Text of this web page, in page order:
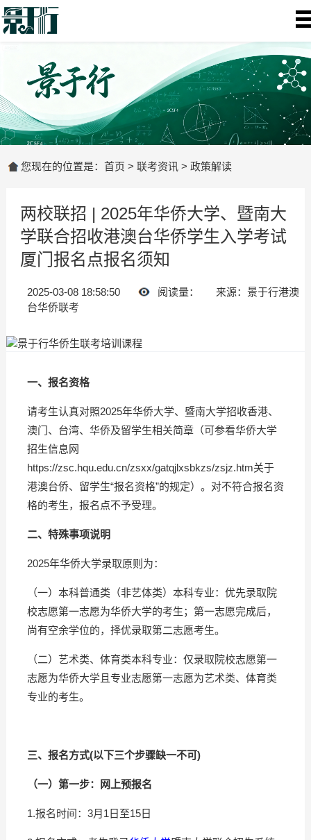
您现在的位置是： 首页 > 联考资讯 > 政策解读
两校联招 | 2025年华侨大学、暨南大
学联合招收港澳台华侨学生入学考试
厦门报名点报名须知
2025-03-08 18:58:50 阅读量：
来源：景于行港澳
台华侨联考
一、报名资格
请考生认真对照2025年华侨大学、暨南大学招收香港、
澳门、台湾、华侨及留学生相关简章（可参看华侨大学
招生信息网
https://zsc.hqu.edu.cn/zsxx/gatqjlxsbkzs/zsjz.htm关于
港澳台侨、留学生“报名资格”的规定）。对不符合报名资
格的考生，报名点不予受理。
二、特殊事项说明
2025年华侨大学录取原则为：
（一）本科普通类（非艺体类）本科专业：优先录取院
校志愿第一志愿为华侨大学的考生；第一志愿完成后，
尚有空余学位的，择优录取第二志愿考生。
（二）艺术类、体育类本科专业：仅录取院校志愿第一
志愿为华侨大学且专业志愿第一志愿为艺术类、体育类
专业的考生。
三、报名方式(以下三个步骤缺一不可)
（一）第一步： 网上预报名
1.报名时间：3月1日至15日